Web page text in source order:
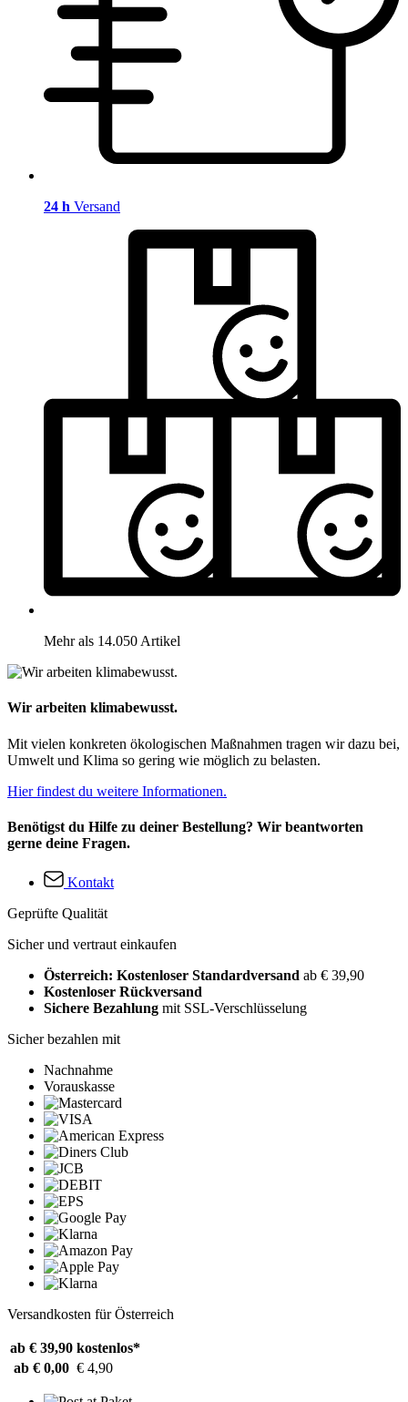
24 h Versand
Mehr als 14.050 Artikel
Wir arbeiten klimabewusst.
Mit vielen konkreten ökologischen Maßnahmen tragen wir dazu bei,
Umwelt und Klima so gering wie möglich zu belasten.
Hier findest du weitere Informationen.
Benötigst du Hilfe zu deiner Bestellung? Wir beantworten
gerne deine Fragen.
Kontakt
Geprüfte Qualität
Sicher und vertraut einkaufen
Österreich: Kostenloser Standardversand ab € 39,90
Kostenloser Rückversand
Sichere Bezahlung mit SSL-Verschlüsselung
Sicher bezahlen mit
Nachnahme
Vorauskasse
Versandkosten für Österreich
ab € 39,90 kostenlos*
ab € 0,00 € 4,90